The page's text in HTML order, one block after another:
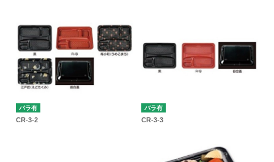
バラ有
CR-3-2
バラ有
CR-3-3